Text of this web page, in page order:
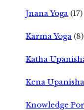
Jnana Yoga (17)
Karma Yoga (8)
Katha
Kena
Knowledge